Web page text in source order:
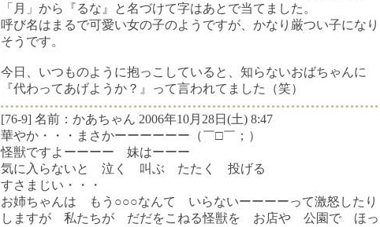
「月」から『るな』と名づけて字はあとで当てました。
呼び名はまるで可愛い女の子のようですが、かなり厳つい子になり
そうです。
今日、いつものように抱っこしていると、知らないおばちゃんに
『代わってあげようか？』って言われてました（笑）
[76-9] 名前：かあちゃん 2006年10月28日(土) 8:47
華やか・・・まさかーーーーーー（￣□￣；）
怪獣ですよーーーー 妹はーーー
気に入らないと 泣く 叫ぶ たたく 投げる
すさまじい・・・
お姉ちゃんは もう○○○なんて いらないーーーーって激怒したり
しますが 私たちが だだをこねる怪獣を お店や 公園で ほっ